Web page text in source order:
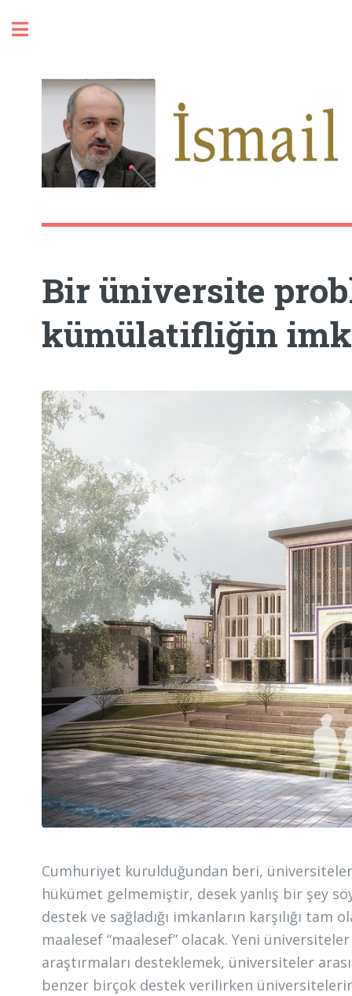
Bir üniversite
kümülatifliğin
Cumhuriyet kurulduğundan beri,
hükümet gelmemiştir, desek yanlış bir şey
destek ve sağladığı imkanların karşılığı
maalesef “maalesef” olacak. Yeni
araştırmaları desteklemek, üniversiteler
benzer birçok destek verilirken